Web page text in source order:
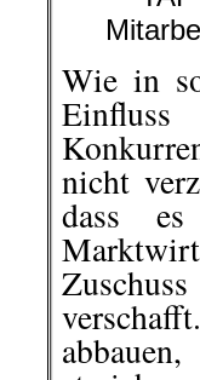
Wie in
nicht
dass